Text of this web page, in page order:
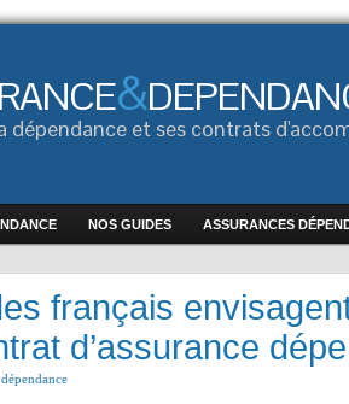
&
dépendance et ses contrats
NOS GUIDES ASSURANCES
français
d’assurance